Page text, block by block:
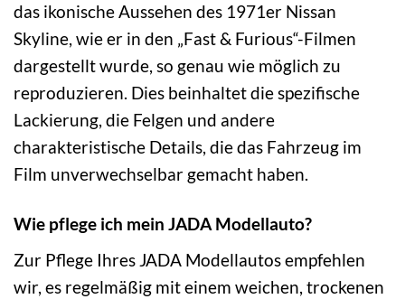
das ikonische Aussehen des 1971er Nissan
Skyline, wie er in den „Fast & Furious“-Filmen
dargestellt wurde, so genau wie möglich zu
reproduzieren. Dies beinhaltet die spezifische
Lackierung, die Felgen und andere
charakteristische Details, die das Fahrzeug im
Film unverwechselbar gemacht haben.
Wie pflege ich mein JADA Modellauto?
Zur Pflege Ihres JADA Modellautos empfehlen
wir, es regelmäßig mit einem weichen, trockenen